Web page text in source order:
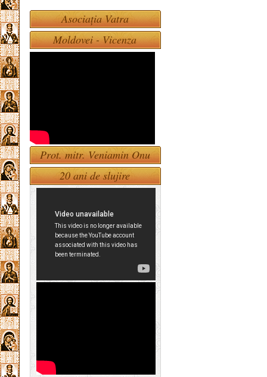
Asociația Vatra
Moldovei - Vicenza
Prot. mitr. Veniamin Onu
20 ani de slujire